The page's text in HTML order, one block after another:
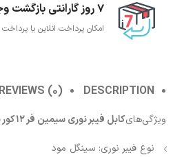
7 روز گارانتی بازگشت وجه
امکان پرداخت انلاین یا
DESCRIPTION
REVIEWS (0)
ویژگی‌هایکابل فیبر نوری سیمین فر 12 کور سینگل مود OFAC:
نوع فیبر نوری: سینگل مود